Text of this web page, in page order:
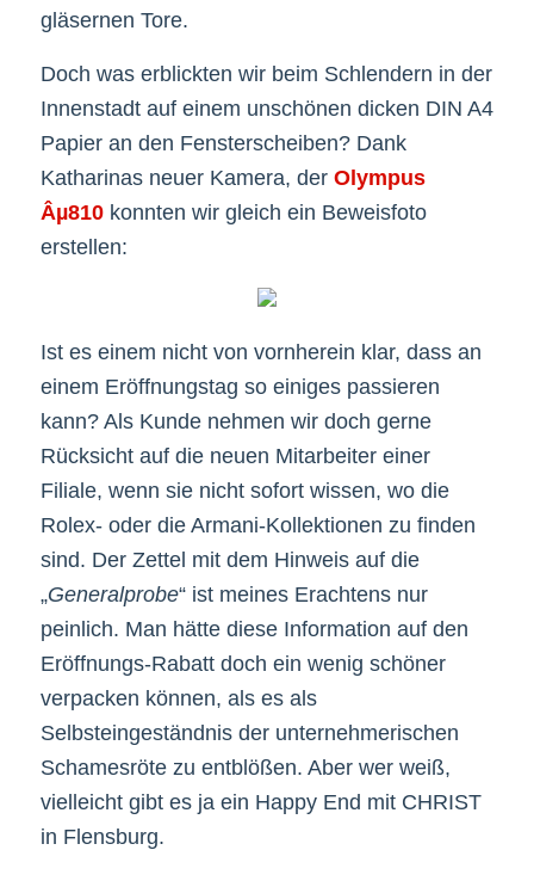
gläsernen Tore.
Doch was erblickten wir beim Schlendern in der
Innenstadt auf einem unschönen dicken DIN A4
Papier an den Fensterscheiben? Dank
Katharinas neuer Kamera, der Olympus
Âµ810konnten wir gleich ein Beweisfoto
erstellen:
Ist es einem nicht von vornherein klar, dass an
einem Eröffnungstag so einiges passieren
kann? Als Kunde nehmen wir doch gerne
Rücksicht auf die neuen Mitarbeiter einer
Filiale, wenn sie nicht sofort wissen, wo die
Rolex- oder die Armani-Kollektionen zu finden
sind. Der Zettel mit dem Hinweis auf die
„Generalprobe“ ist meines Erachtens nur
peinlich. Man hätte diese Information auf den
Eröffnungs-Rabatt doch ein wenig schöner
verpacken können, als es als
Selbsteingeständnis der unternehmerischen
Schamesröte zu entblößen. Aber wer weiß,
vielleicht gibt es ja ein Happy End mit CHRIST
in Flensburg.